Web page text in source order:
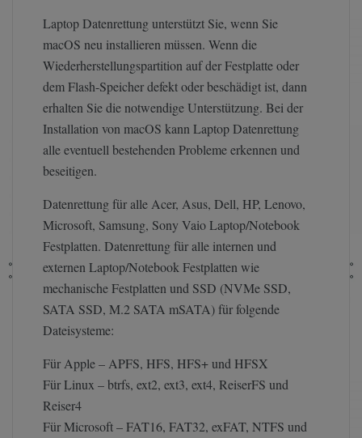
Laptop Datenrettung unterstützt Sie, wenn Sie
macOS neu installieren müssen. Wenn die
Wiederherstellungspartition auf der Festplatte oder
dem Flash-Speicher defekt oder beschädigt ist, dann
erhalten Sie die notwendige Unterstützung. Bei der
Installation von macOS kann Laptop Datenrettung
alle eventuell bestehenden Probleme erkennen und
beseitigen.
Datenrettung für alle Acer, Asus, Dell, HP, Lenovo,
Microsoft, Samsung, Sony Vaio Laptop/Notebook
Festplatten. Datenrettung für alle internen und
externen Laptop/Notebook Festplatten wie
mechanische Festplatten und SSD (NVMe SSD,
SATA SSD, M.2 SATA mSATA) für folgende
Dateisysteme:
Für Apple – APFS, HFS, HFS+ und HFSX
Für Linux – btrfs, ext2, ext3, ext4, ReiserFS und
Reiser4
Für Microsoft – FAT16, FAT32, exFAT, NTFS und